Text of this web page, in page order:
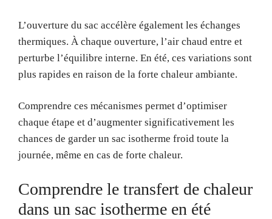
L’ouverture du sac accélère également les échanges
thermiques. À chaque ouverture, l’air chaud entre et
perturbe l’équilibre interne. En été, ces variations sont
plus rapides en raison de la forte chaleur ambiante.
Comprendre ces mécanismes permet d’optimiser
chaque étape et d’augmenter significativement les
chances de garder un sac isotherme froid toute la
journée, même en cas de forte chaleur.
Comprendre le transfert de chaleur
dans un sac isotherme en été